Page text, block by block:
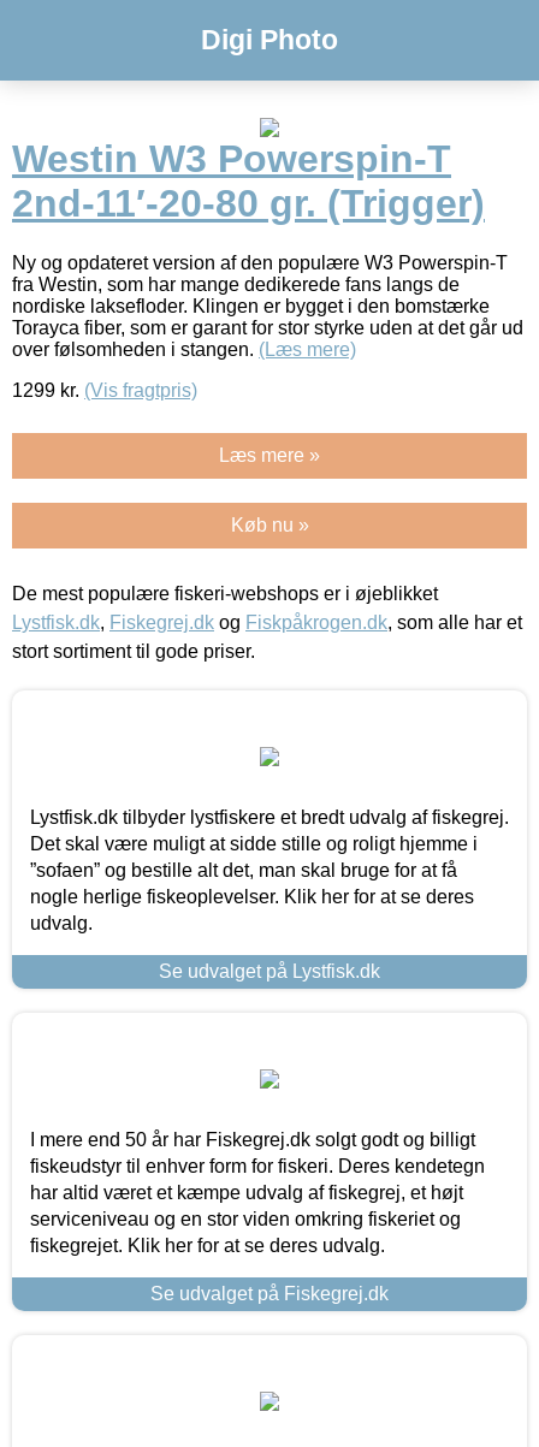
Digi Photo
Westin W3 Powerspin-T
2nd-11′-20-80 gr. (Trigger)
Ny og opdateret version af den populære W3 Powerspin-T
fra Westin, som har mange dedikerede fans langs de
nordiske laksefloder. Klingen er bygget i den bomstærke
Torayca fiber, som er garant for stor styrke uden at det går ud
over følsomheden i stangen. (Læs mere)
1299 kr. (Vis fragtpris)
Læs mere »
Køb nu »
De mest populære fiskeri-webshops er i øjeblikket
Lystfisk.dk, Fiskegrej.dk og Fiskpåkrogen.dk, som alle har et
stort sortiment til gode priser.
Lystfisk.dk tilbyder lystfiskere et bredt udvalg af fiskegrej.
Det skal være muligt at sidde stille og roligt hjemme i
”sofaen” og bestille alt det, man skal bruge for at få
nogle herlige fiskeoplevelser. Klik her for at se deres
udvalg.
Se udvalget på Lystfisk.dk
I mere end 50 år har Fiskegrej.dk solgt godt og billigt
fiskeudstyr til enhver form for fiskeri. Deres kendetegn
har altid været et kæmpe udvalg af fiskegrej, et højt
serviceniveau og en stor viden omkring fiskeriet og
fiskegrejet. Klik her for at se deres udvalg.
Se udvalget på Fiskegrej.dk